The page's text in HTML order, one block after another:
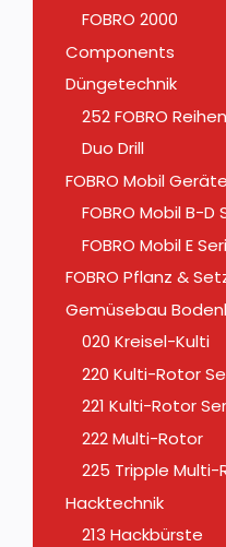
FOBRO 2000
Components
Düngetechnik
252 FOBRO
Duo Drill
FOBRO Mobil
FOBRO Mobil B-D
FOBRO Mobil E
FOBRO Pflanz &
Gemüsebau
020 Kreisel-Kulti
220 Kulti-Rotor
221 Kulti-Rotor
222 Multi-Rotor
225 Tripple Multi-
Hacktechnik
213 Hackbürste